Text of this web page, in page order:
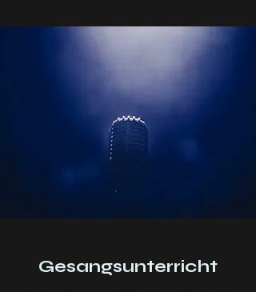
Gesangsunterricht